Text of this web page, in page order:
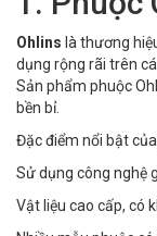
Ohlins là thương
dụng rộng rãi trên
Sản phẩm phuộc
bền bỉ.
Đặc điểm nổi bật
Sử dụng công nghệ
Vật liệu cao cấp, có